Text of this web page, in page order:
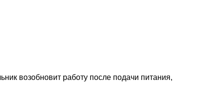
возобновит работу после подачи питания,